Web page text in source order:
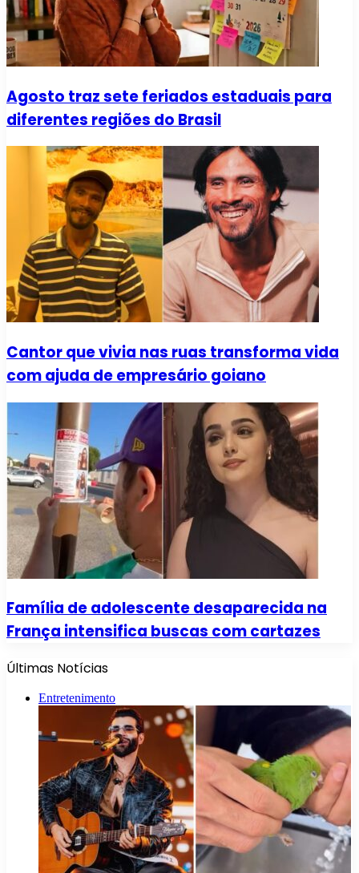
Agosto traz sete feriados estaduais para
diferentes regiões do Brasil
Cantor que vivia nas ruas transforma vida
com ajuda de empresário goiano
Família de adolescente desaparecida na
França intensifica buscas com cartazes
Últimas Notícias
Entretenimento